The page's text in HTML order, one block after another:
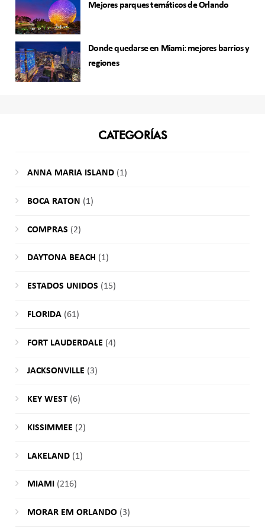
Mejores parques temáticos de Orlando
Donde quedarse en Miami: mejores barrios y
regiones
CATEGORÍAS
ANNA MARIA ISLAND(1)
BOCA RATON (1)
COMPRAS (2)
DAYTONA BEACH (1)
ESTADOS UNIDOS (15)
FLORIDA(61)
FORT LAUDERDALE (4)
JACKSONVILLE (3)
KEY WEST(6)
KISSIMMEE (2)
LAKELAND(1)
MIAMI(216)
MORAR EM ORLANDO(3)